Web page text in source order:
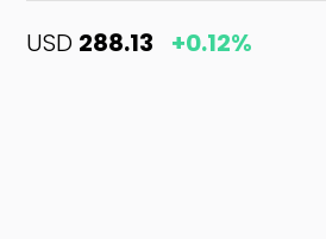
USD 288.13 +0.12%